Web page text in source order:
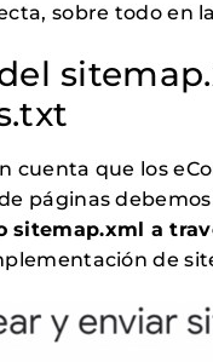
sobre todo en
cuenta que los
páginas
sitemap.xml a
de